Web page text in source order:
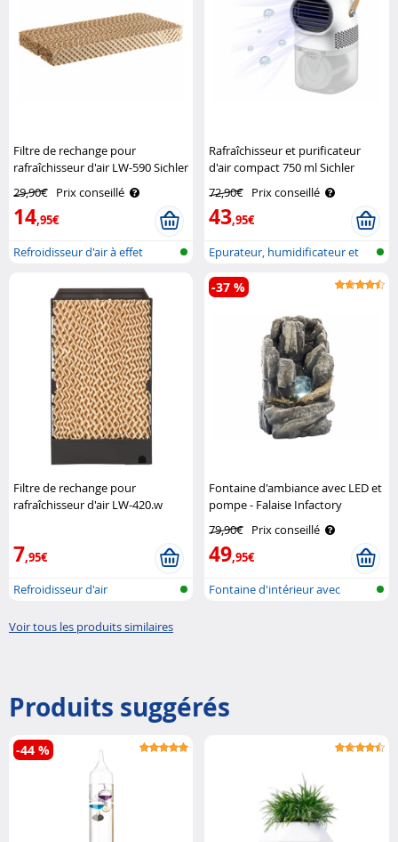
Filtre de rechange pour
rafraîchisseur d'air LW-590 Sichler
29,90€ Prix conseillé
14,95€
Refroidisseur d'air à effet
Rafraîchisseur et purificateur
d'air compact 750 ml Sichler
72,90€ Prix conseillé
43,95€
Epurateur, humidificateur et
refroi..
Filtre de rechange pour
rafraîchisseur d'air LW-420.w
7,95€
Refroidisseur d'air
Fontaine d'ambiance avec LED et
pompe - Falaise Infactory
79,90€ Prix conseillé
49,95€
-37 %
Fontaine d'intérieur avec
Voir tous les produits similaires
Produits suggérés
-44 %